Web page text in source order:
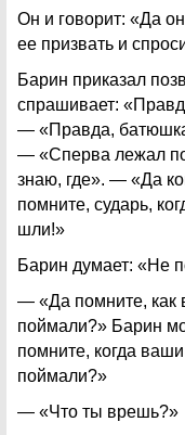
Он и говорит: «Да
ее призвать и
Барин приказал
спрашивает:
— «Правда,
— «Сперва лежал
знаю, где». — «Да
помните, сударь,
шли!»
Барин думает: «Не
— «Да помните, как
поймали?» Барин
помните, когда
поймали?»
— «Что ты врешь?»